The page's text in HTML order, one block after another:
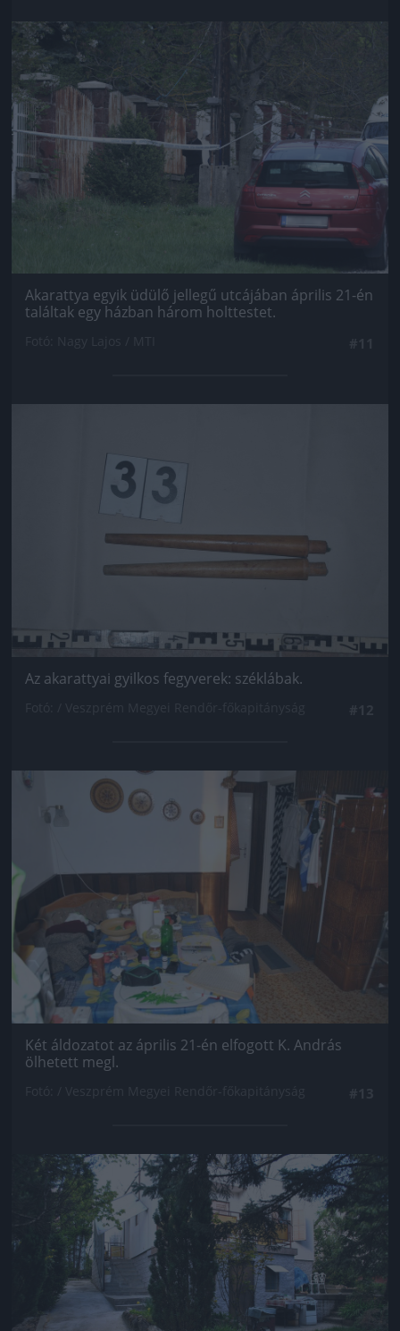
Jön még kép!
Akarattya egyik üdülő jellegű utcájában április 21-én
találtak egy házban három holttestet.
Az akarattyai gyilkos fegyverek: széklábak.
Jön még kép!
Két áldozatot az április 21-én elfogott K. András
ölhetett megl.
Jön még kép!